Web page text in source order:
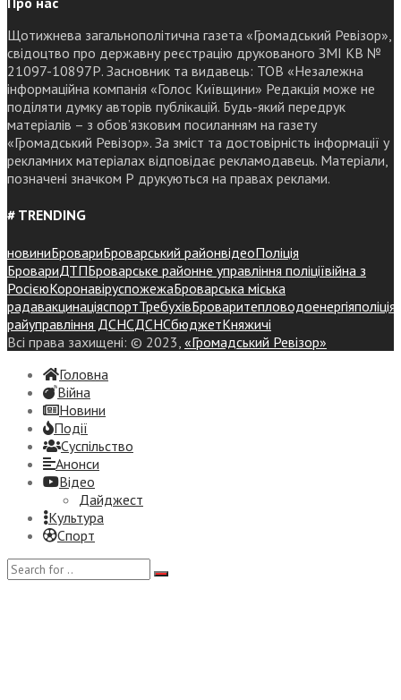
Щотижнева загальнополітична газета «Громадський Ревізор»,
свідоцтво про державну реєстрацію друкованого ЗМІ КВ №
21097-10897Р. Засновник та видавець: ТОВ «Незалежна
інформаційна компанія «Голос Київщини» Редакція може не
поділяти думку авторів публікацій. Будь-який передрук
матеріалів – з обов’язковим посиланням на газету
«Громадський Ревізор». За зміст та достовірність інформації у
рекламних матеріалах відповідає рекламодавець. Матеріали,
позначені значком Р друкуються на правах реклами.
# TRENDING
новиниБровариБроварський районвідеоПоліція
БровариДТПБроварське районне управління поліціївійна з
РосієюКоронавіруспожежаБроварська міська
радавакцинаціяспортТребухівБроваритепловодоенергіяполіція
райуправління ДСНСДСНСбюджетКняжичі
Всі права захищені: © 2023, «Громадський Ревізор»
Головна
Війна
Новини
Події
Суспiльство
Анонси
Відео
Дайджест
Культура
Спорт